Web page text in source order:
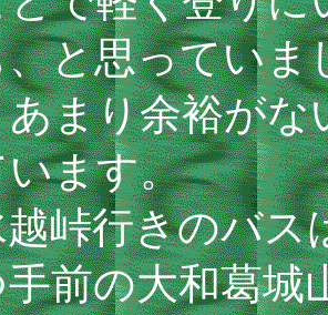
と思っていま
まり余裕がな
ます。
峠行きのバス
前の大和葛城